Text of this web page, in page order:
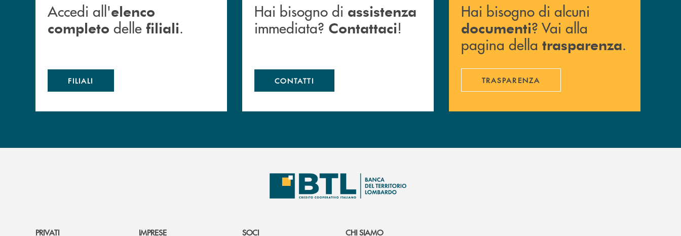
Accedi all'elenco
completo delle filiali.
FILIALI
Hai bisogno di assistenza
immediata? Contattaci!
CONTATTI
Hai bisogno di alcuni
documenti? Vai alla
pagina della trasparenza.
TRASPARENZA
PRIVATI IMPRESE SOCI CHI SIAMO